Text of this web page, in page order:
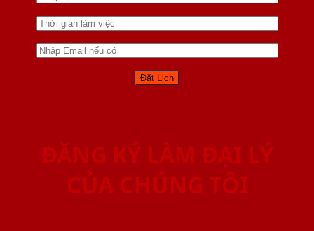
ĐĂNG KÝ LÀM ĐẠI LÝ
CỦA CHÚNG TÔI